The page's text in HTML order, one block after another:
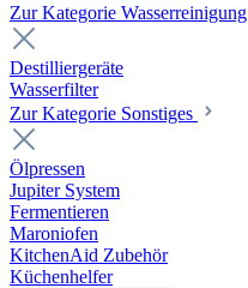
Zur Kategorie Wasserreinigung
Destilliergeräte
Wasserfilter
Zur Kategorie Sonstiges
Ölpressen
Jupiter System
Fermentieren
Maroniofen
KitchenAid Zubehör
Küchenhelfer